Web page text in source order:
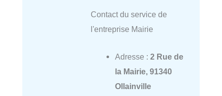
Contact du service de
l'entreprise Mairie
Adresse : 2 Rue de
la Mairie, 91340
Ollainville